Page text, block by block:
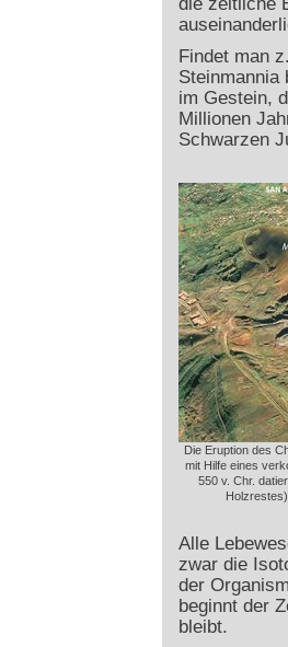
Findet man
Steinmannia
im Gestein,
Millionen
Schwarzen
Die Eruption des
mit Hilfe eines
550 v. Chr.
Alle
zwar die
der
beginnt der
bleibt.